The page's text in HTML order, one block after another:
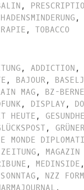
,
,
, TOBACCO
, ADDICTION,
, BAJOUR,
MAG, BZ-
, DISPLAY,
HEUTE,
,
MONDE
, MAGAZIN
, MEDINSIDE,
, NZZ
,